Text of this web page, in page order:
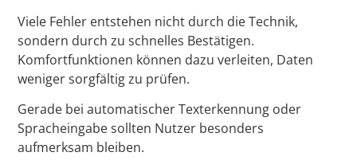
Viele Fehler entstehen nicht durch die Technik,
sondern durch zu schnelles Bestätigen.
Komfortfunktionen können dazu verleiten, Daten
weniger sorgfältig zu prüfen.
Gerade bei automatischer Texterkennung oder
Spracheingabe sollten Nutzer besonders
aufmerksam bleiben.